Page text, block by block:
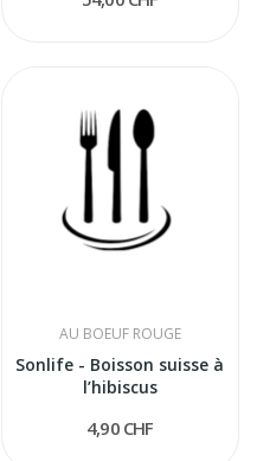
AU BOEUF ROUGE
Sonlife - Boisson suisse à
l’hibiscus
4,90 CHF